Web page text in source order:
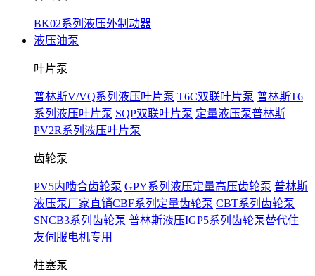
BK02系列液压外制动器
液压油泵
叶片泵
普林斯V/VQ系列液压叶片泵 T6C双联叶片泵 普林斯T6
系列液压叶片泵 SQP双联叶片泵 定量液压泵普林斯
PV2R系列液压叶片泵
齿轮泵
PV5内啮合齿轮泵 GPY系列液压定量高压齿轮泵 普林斯
液压泵厂家直销CBF系列定量齿轮泵 CBT系列齿轮泵
SNCB3系列齿轮泵 普林斯液压IGP5系列齿轮泵替代住
友伺服电机专用
柱塞泵